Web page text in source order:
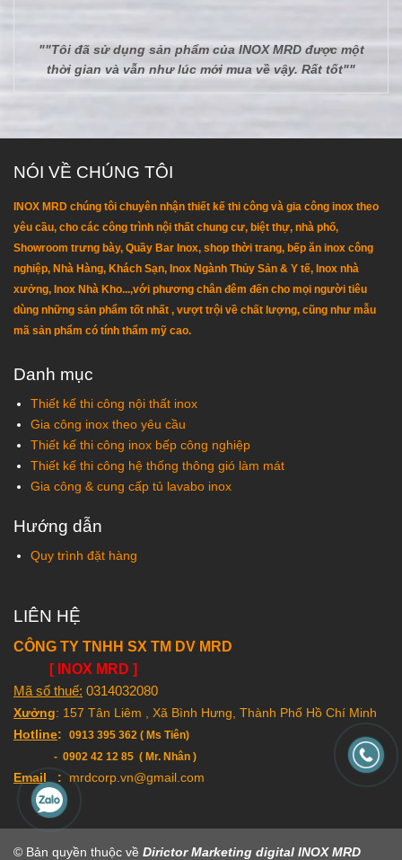
""Tôi đã sử dụng sản phẩm của INOX MRD được một
thời gian và vẫn như lúc mới mua về vậy. Rất tốt""
NÓI VỀ CHÚNG TÔI
INOX MRD chúng tôi chuyên nhận thiết kế thi công và gia công inox theo
yêu cầu, cho các công trình nội thất chung cư, biệt thự, nhà phố,
Showroom trưng bày, Quầy Bar Inox, shop thời trang, bếp ăn inox công
nghiệp, Nhà Hàng, Khách Sạn, Inox Ngành Thủy Sản & Y tế, Inox nhà
xưởng, Inox Nhà Kho...,với phương chân đêm đến cho mọi người tiêu
dùng những sản phẩm tốt nhất , vượt trội về chất lượng, cũng như mẫu
mã sản phẩm có tính thẩm mỹ cao.
Danh mục
Thiết kế thi công nội thất inox
Gia công inox theo yêu cầu
Thiết kế thi công inox bếp công nghiệp
Thiết kế thi công hệ thống thông gió làm mát
Gia công & cung cấp tủ lavabo inox
Hướng dẫn
Quy trình đặt hàng
LIÊN HỆ
CÔNG TY TNHH SX TM DV MRD
[ INOX MRD ]
Mã số thuế: 0314032080
Xưởng: 157 Tân Liêm , Xã Bình Hưng, Thành Phố Hồ Chí Minh
Hotline: 0913 395 362 ( Ms Tiên)
- 0902 42 12 85 ( Mr. Nhân )
Email : mrdcorp.vn@gmail.com
© Bản quyền thuộc về Dirictor Marketing digital INOX MRD